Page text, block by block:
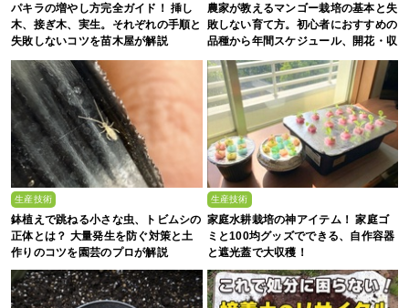
パキラの増やし方完全ガイド！ 挿し
木、接ぎ木、実生。それぞれの手順と
失敗しないコツを苗木屋が解説
農家が教えるマンゴー栽培の基本と失
敗しない育て方。初心者におすすめの
品種から年間スケジュール、開花・収
穫のコツまで徹底解説
生産技術
鉢植えで跳ねる小さな虫、トビムシの
正体とは？ 大量発生を防ぐ対策と土
作りのコツを園芸のプロが解説
生産技術
家庭水耕栽培の神アイテム！ 家庭ゴ
ミと100均グッズでできる、自作容器
と遮光蓋で大収穫！